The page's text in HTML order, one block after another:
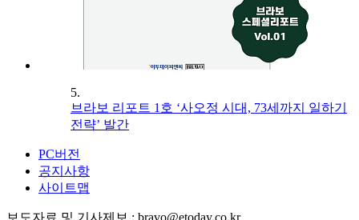
5.
브라보 리포트 1호 ‘사오정 시대, 73세까지 일하기
전략’ 발간
PC버전
공지사항
사이트맵